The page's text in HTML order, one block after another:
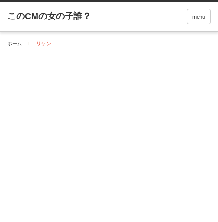
menu
ホーム リケン